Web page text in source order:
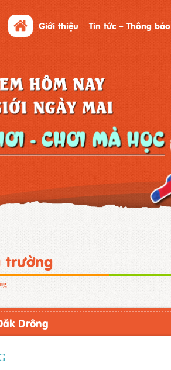
Giới thiệu Tin tức – Thông báo
trường
Drông